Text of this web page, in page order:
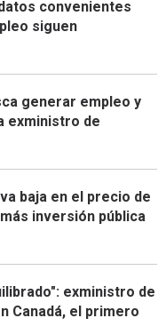
convenientes
siguen
generar empleo y
exministro de
baja en el precio de
inversión pública
exministro de
Canadá, el primero